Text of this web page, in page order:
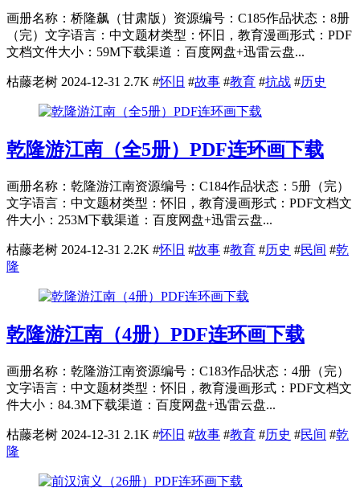
画册名称：桥隆飙（甘肃版）资源编号：C185作品状态：8册
（完）文字语言：中文题材类型：怀旧，教育漫画形式：PDF
文档文件大小：59M下载渠道：百度网盘+迅雷云盘...
枯藤老树 2024-12-31 2.7K #怀旧 #故事 #教育 #抗战 #历史
乾隆游江南（全5册）PDF连环画下载
画册名称：乾隆游江南资源编号：C184作品状态：5册（完）
文字语言：中文题材类型：怀旧，教育漫画形式：PDF文档文
件大小：253M下载渠道：百度网盘+迅雷云盘...
枯藤老树 2024-12-31 2.2K #怀旧 #故事 #教育 #历史 #民间 #乾
隆
乾隆游江南（4册）PDF连环画下载
画册名称：乾隆游江南资源编号：C183作品状态：4册（完）
文字语言：中文题材类型：怀旧，教育漫画形式：PDF文档文
件大小：84.3M下载渠道：百度网盘+迅雷云盘...
枯藤老树 2024-12-31 2.1K #怀旧 #故事 #教育 #历史 #民间 #乾
隆